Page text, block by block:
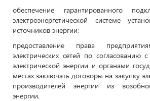
обеспечение гарантированного
электроэнергетической системе
источников энергии;
предоставление права
электрических сетей по
электрической энергии и органами
местах заключать договоры на закупку
производителей энергии из
энергии.